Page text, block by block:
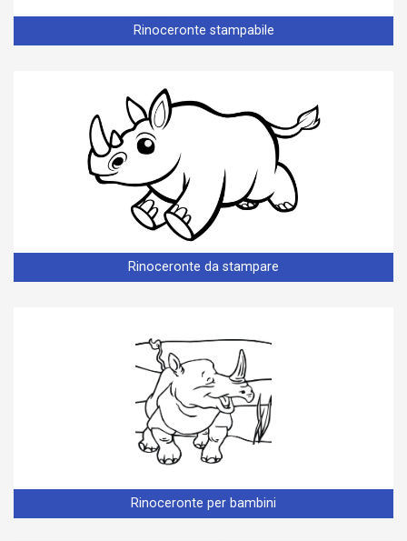
Rinoceronte stampabile
Rinoceronte da stampare
Rinoceronte per bambini